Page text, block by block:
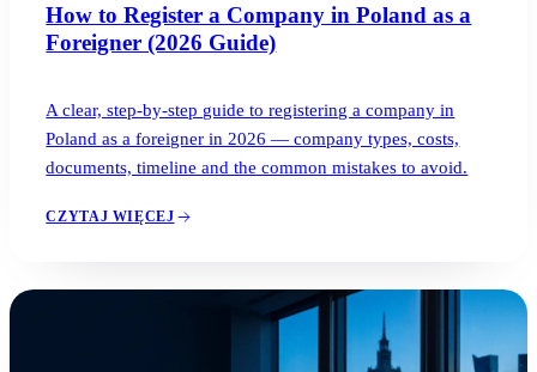
How to Register a Company in Poland as a
Foreigner (2026 Guide)
A clear, step-by-step guide to registering a company in
Poland as a foreigner in 2026 — company types, costs,
documents, timeline and the common mistakes to avoid.
CZYTAJ WIĘCEJ